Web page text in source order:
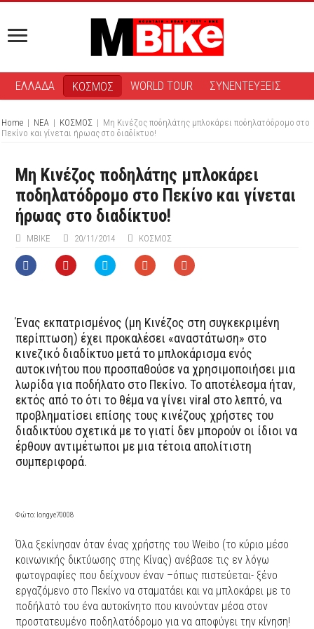
ΕΛΛΑΔΑ ΚΟΣΜΟΣ WORLD TOUR ΣΥΝΕΝΤΕΥΞΕΙΣ
Home | ΝΕΑ | ΚΟΣΜΟΣ | Μη Κινέζος ποδηλάτης μπλοκάρει ποδηλατόδρομο στο
Πεκίνο και γίνεται ήρωας στο διαδίκτυο!
Μη Κινέζος ποδηλάτης μπλοκάρει
ποδηλατόδρομο στο Πεκίνο και γίνεται
ήρωας στο διαδίκτυο!
ΜΒIKE 20/11/2014 ΚΟΣΜΟΣ
Ένας εκπατρισμένος (μη Κινέζος στη συγκεκριμένη
περίπτωση) έχει προκαλέσει «αναστάτωση» στο
κινεζικό διαδίκτυο μετά το μπλοκάρισμα ενός
αυτοκινήτου που προσπαθούσε να χρησιμοποιήσει μια
λωρίδα για ποδήλατο στο Πεκίνο. Το αποτέλεσμα ήταν,
εκτός από το ότι το θέμα να γίνει viral στο λεπτό, να
προβληματίσει επίσης τους κινέζους χρήστες του
διαδικτύου σχετικά με το γιατί δεν μπορούν οι ίδιοι να
έρθουν αντιμέτωποι με μια τέτοια απολίτιστη
συμπεριφορά.
Φώτο: longye70008
Όλα ξεκίνησαν όταν ένας χρήστης του Weibo (το κύριο μέσο
κοινωνικής δικτύωσης στης Κίνας) ανέβασε τις εν λόγω
φωτογραφίες που δείχνουν έναν –όπως πιστεύεται- ξένο
εργαζόμενο στο Πεκίνο να σταματάει και να μπλοκάρει με το
ποδήλατό του ένα αυτοκίνητο που κινούνταν μέσα στον
προστατευμένο ποδηλατόδρομο για να αποφύγει την κίνηση!